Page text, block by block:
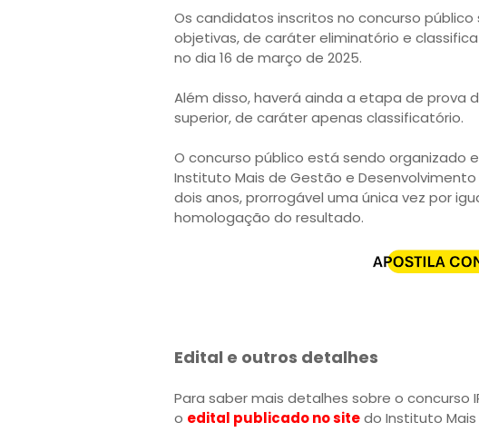
Os candidatos inscritos no concurso
objetivas, de caráter eliminatório e
no dia 16 de março de 2025.
Além disso, haverá ainda a etapa de prova
superior, de caráter apenas classificatório.
O concurso público está sendo organizado
Instituto Mais de Gestão e
dois anos, prorrogável uma única vez por
homologação do resultado.
Edital e outros detalhes
Para saber mais detalhes sobre o concurso
o edital publicado no sitedo Instituto